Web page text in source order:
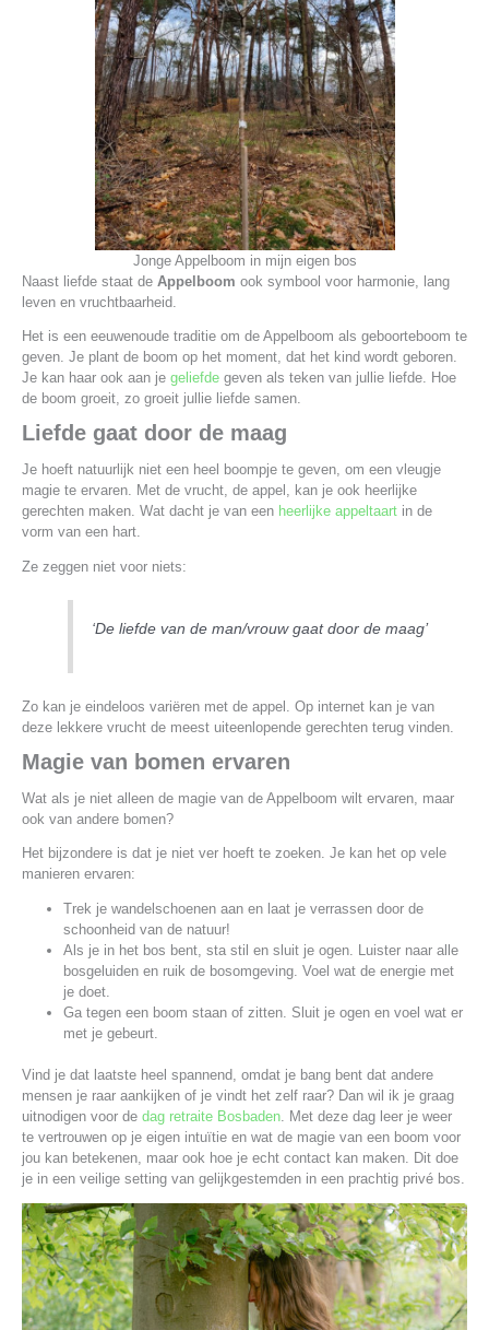
Jonge Appelboom in mijn eigen bos
Naast liefde staat de Appelboom ook symbool voor harmonie, lang
leven en vruchtbaarheid.
Het is een eeuwenoude traditie om de Appelboom als geboorteboom te
geven. Je plant de boom op het moment, dat het kind wordt geboren.
Je kan haar ook aan je geliefdegeven als teken van jullie liefde. Hoe
de boom groeit, zo groeit jullie liefde samen.
Liefde gaat door de maag
Je hoeft natuurlijk niet een heel boompje te geven, om een vleugje
magie te ervaren. Met de vrucht, de appel, kan je ook heerlijke
gerechten maken. Wat dacht je van een heerlijke appeltaartin de
vorm van een hart.
Ze zeggen niet voor niets:
‘De liefde van de man/vrouw gaat door de maag’
Zo kan je eindeloos variëren met de appel. Op internet kan je van
deze lekkere vrucht de meest uiteenlopende gerechten terug vinden.
Magie van bomen ervaren
Wat als je niet alleen de magie van de Appelboom wilt ervaren, maar
ook van andere bomen?
Het bijzondere is dat je niet ver hoeft te zoeken. Je kan het op vele
manieren ervaren:
Trek je wandelschoenen aan en laat je verrassen door de
schoonheid van de natuur!
Als je in het bos bent, sta stil en sluit je ogen. Luister naar alle
bosgeluiden en ruik de bosomgeving. Voel wat de energie met
je doet.
Ga tegen een boom staan of zitten. Sluit je ogen en voel wat er
met je gebeurt.
Vind je dat laatste heel spannend, omdat je bang bent dat andere
mensen je raar aankijken of je vindt het zelf raar? Dan wil ik je graag
uitnodigen voor de dag retraite Bosbaden. Met deze dag leer je weer
te vertrouwen op je eigen intuïtie en wat de magie van een boom voor
jou kan betekenen, maar ook hoe je echt contact kan maken. Dit doe
je in een veilige setting van gelijkgestemden in een prachtig privé bos.